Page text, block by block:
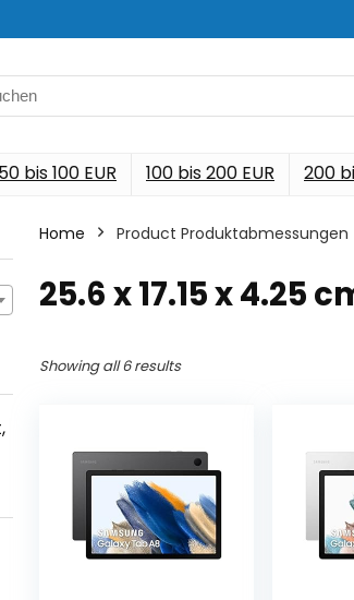
50 bis 100 EUR 100 bis 200 EUR 200
Home Product Produktabmessungen
‎25.6 x 17.15 x 4.25
Showing all 6 results